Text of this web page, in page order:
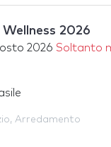
2026
2026 Soltanto
, Arredamento